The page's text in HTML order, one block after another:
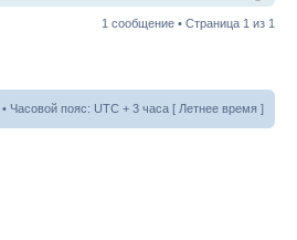
1 сообщение • Страница 1 из 1
• Часовой пояс: UTC + 3 часа [ Летнее время ]